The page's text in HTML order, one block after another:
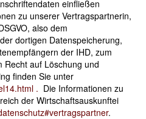
einfließen
zu unserer Vertragspartnerin,
also dem
dortigen Datenspeicherung,
der IHD, zum
Recht auf Löschung und
finden Sie unter
. Die Informationen zu
der Wirtschaftsauskunftei
.